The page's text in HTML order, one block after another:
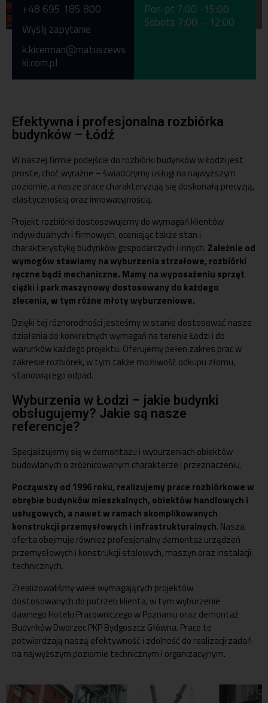
Pon-pt 7:00 -15:00
+48 56 46 54 888
+48 695 185 800
Wyślij zapytanie
k.kicerman@matuszews
ki.com.pl
Pon-pt 7:00 -15:00
Sobota 7:00 – 12:00
Efektywna i profesjonalna rozbiórka
budynków – Łódź
W naszej firmie podejście do rozbiórki budynkóww Łodzi jest
proste, choć wyraźne – świadczymy usługi na najwyższym
poziomie, a nasze prace charakteryzują się doskonałą precyzją,
elastycznością oraz innowacyjnością.
Projekt rozbiórki dostosowujemy do wymagań klientów
indywidualnych i firmowych, oceniając także stan i
charakterystykę budynków gospodarczych i innych. Zależnie od
wymogów stawiamy na wyburzenia strzałowe, rozbiórki
ręczne bądź mechaniczne. Mamy na wyposażeniu sprzęt
ciężki i park maszynowy dostosowany do każdego
zlecenia, w tym różne młoty wyburzeniowe.
Dzięki tej różnorodności jesteśmy w stanie dostosować nasze
działania do konkretnych wymagań na terenie Łodzi i do
warunków każdego projektu. Oferujemy pełen zakres prac w
zakresie rozbiórek, w tym także możliwość odkupu złomu,
stanowiącego odpad.
Wyburzenia w Łodzi – jakie budynki
obsługujemy? Jakie są nasze
referencje?
Specjalizujemy się w demontażu i wyburzeniach obiektów
budowlanych o zróżnicowanym charakterze i przeznaczeniu.
Począwszy od 1996 roku, realizujemy prace rozbiórkowe w
obrębie budynków mieszkalnych, obiektów handlowych i
usługowych, a nawet w ramach skomplikowanych
konstrukcji przemysłowych i infrastrukturalnych. Nasza
oferta obejmuje również profesjonalny demontaż urządzeń
przemysłowych i konstrukcji stalowych, maszyn oraz instalacji
technicznych.
Zrealizowaliśmy wiele wymagających projektów
dostosowanych do potrzeb klienta, w tym wyburzenie
dawnego Hotelu Pracowniczego w Poznaniu oraz demontaż
Budynków Dworzec PKP Bydgoszcz Główna. Prace te
potwierdzają naszą efektywność i zdolność do realizacji zadań
na najwyższym poziomie technicznym i organizacyjnym.